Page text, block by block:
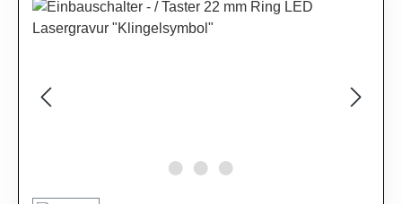
Bildergalerie überspringen